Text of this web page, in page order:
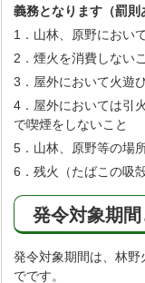
義務となります（罰則
1．山林、原野におい
2．煙火を消費しない
3．屋外において火遊
4．屋外においては引
で喫煙をしないこと
5．山林、原野等の場
6．残火（たばこの吸
発令対象期
発令対象期間は、林
でです。